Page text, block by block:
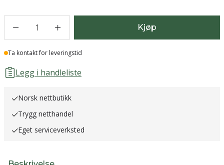
1 Kjøp
Lager
Ta kontakt for leveringstid
Legg i handleliste
Norsk nettbutikk
Trygg netthandel
Eget serviceverksted